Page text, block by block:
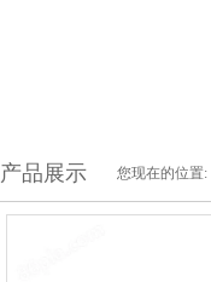
产品展示 您现在的位置: